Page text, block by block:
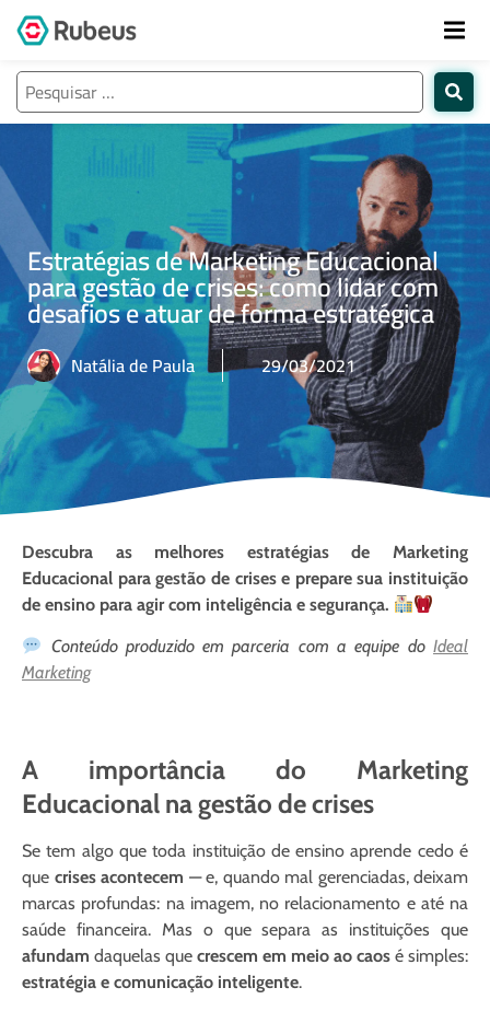
Estratégias de Marketing Educacional
para gestão de crises: como lidar com
desafios e atuar de forma estratégica
Natália de Paula 29/03/2021
Descubra as melhores estratégias de Marketing
Educacional para gestão de crises e prepare sua instituição
de ensino para agir com inteligência e segurança.
Conteúdo produzido em parceria com a equipe doIdeal
Marketing
A importância do Marketing
Educacional na gestão de crises
Se tem algo que toda instituição de ensino aprende cedo é
que crises acontecem — e, quando mal gerenciadas, deixam
marcas profundas: na imagem, no relacionamento e até na
saúde financeira. Mas o que separa as instituições que
afundam daquelas que crescem em meio ao caos é simples:
estratégia e comunicação inteligente.